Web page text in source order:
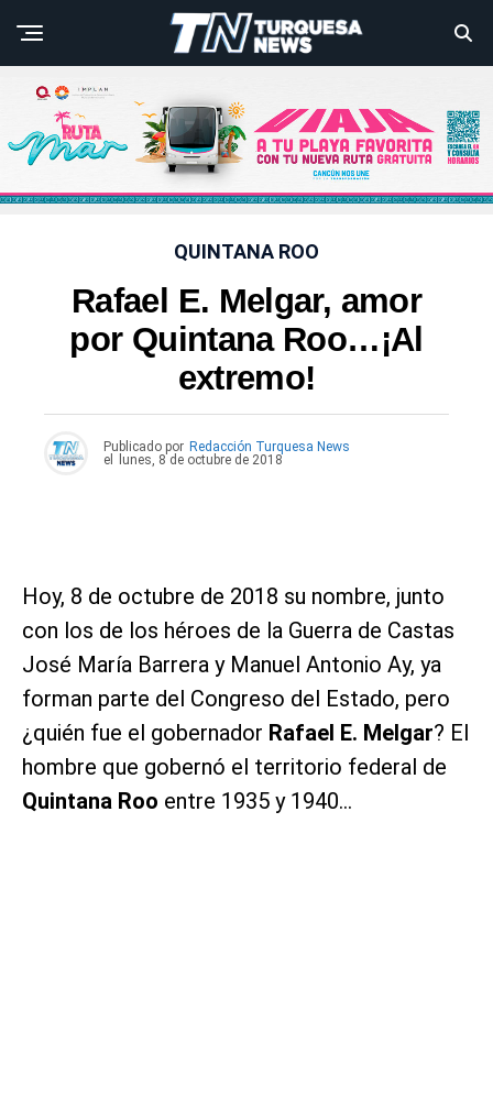
QUINTANA ROO
Rafael E. Melgar, amor
por Quintana Roo…¡Al
extremo!
Publicado por Redacción Turquesa News
el
lunes, 8 de octubre de 2018
Hoy, 8 de octubre de 2018 su nombre, junto
con los de los héroes de la Guerra de Castas
José María Barrera y Manuel Antonio Ay, ya
forman parte del Congreso del Estado, pero
¿quién fue el gobernador Rafael E. Melgar? El
hombre que gobernó el territorio federal de
Quintana Roo entre 1935 y 1940…